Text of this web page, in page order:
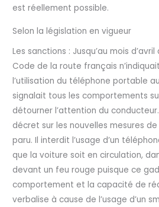
est réellement possible.
Selon la législation en vigueur
Les sanctions : Jusqu’au mois
Code de la route français
l’utilisation du téléphone portable
signalait tous les comportements
détourner l’attention du conducteur.
décret sur les nouvelles mesures
paru. Il interdit l’usage d’un
que la voiture soit en circulation,
devant un feu rouge puisque ce
comportement et la capacité de
verbalise à cause de l’usage d’un